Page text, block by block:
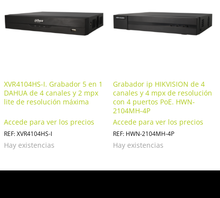
XVR4104HS-I. Grabador 5 en 1
DAHUA de 4 canales y 2 mpx
lite de resolución máxima
Accede para ver los precios
REF: XVR4104HS-I
Hay existencias
Grabador ip HIKVISION de 4
canales y 4 mpx de resolución
con 4 puertos PoE. HWN-
2104MH-4P
Accede para ver los precios
REF: HWN-2104MH-4P
Hay existencias